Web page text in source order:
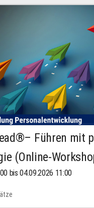
Führen mit
(Online-
bis 04.09.2026 11:00